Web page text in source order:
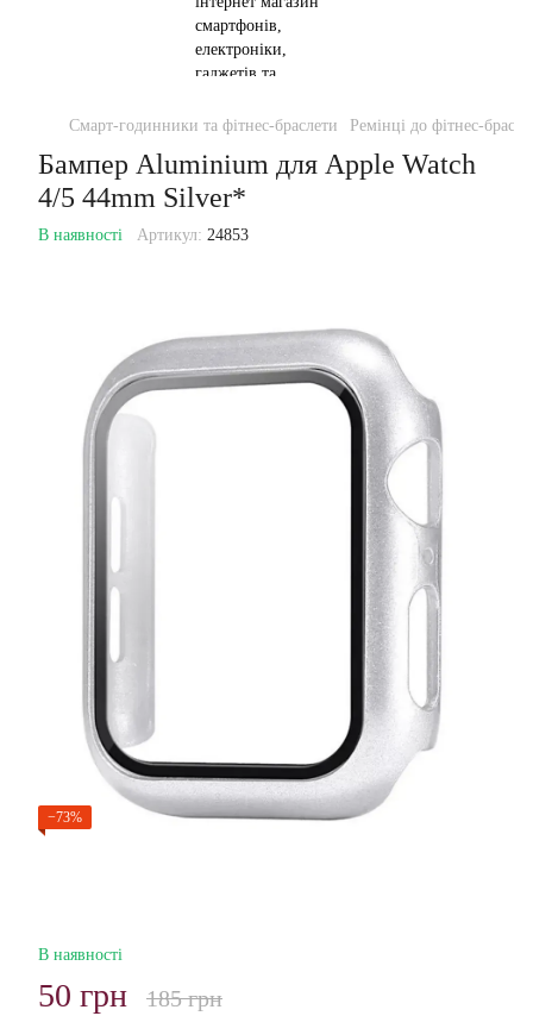
Смарт-годинники та фітнес-браслети Ремінці до фітнес-
Бампер Aluminium для Apple Watch
4/5 44mm Silver*
В наявності Артикул: 24853
−73%
В наявності
50 грн 185 грн